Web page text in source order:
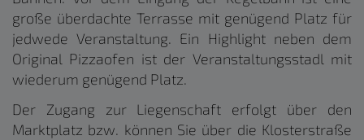
große überdachte Terrasse mit genügend Platz für
jedwede Veranstaltung. Ein Highlight neben dem
Original Pizzaofen ist der Veranstaltungsstadl mit
wiederum genügend Platz.
Der Zugang zur Liegenschaft erfolgt über den
Marktplatz bzw. können Sie über die Klosterstraße